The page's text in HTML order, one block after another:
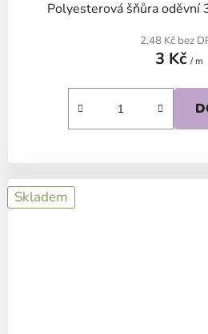
Polyesterová šňůra oděvní
2,48 Kč bez
3 Kč / m
Skladem